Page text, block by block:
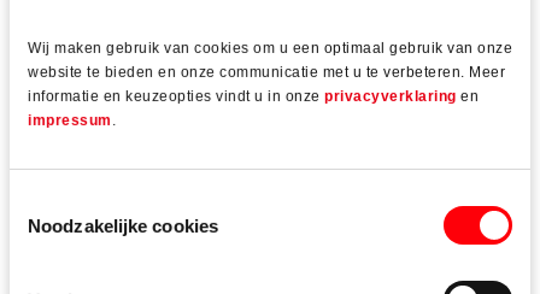
Wij maken gebruik van cookies om u een optimaal gebruik van onze
website te bieden en onze communicatie met u te verbeteren. Meer
informatie en keuzeopties vindt u in onze privacyverklaring en
impressum .
Noodzakelijke cookies
Toepassingsgebied